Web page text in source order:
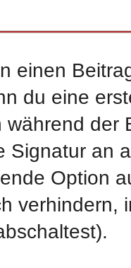
einen
du eine
während der
Signatur an
Option
verhindern,